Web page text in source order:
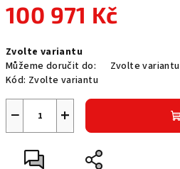
100 971 Kč
cena:
Zvolte variantu
Můžeme doručit do:
Zvolte variantu
Kód: Zvolte variantu
+
−